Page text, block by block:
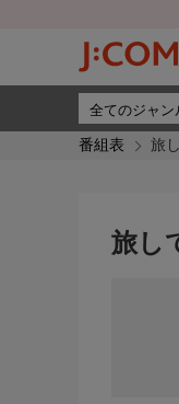
番組表 旅
旅し